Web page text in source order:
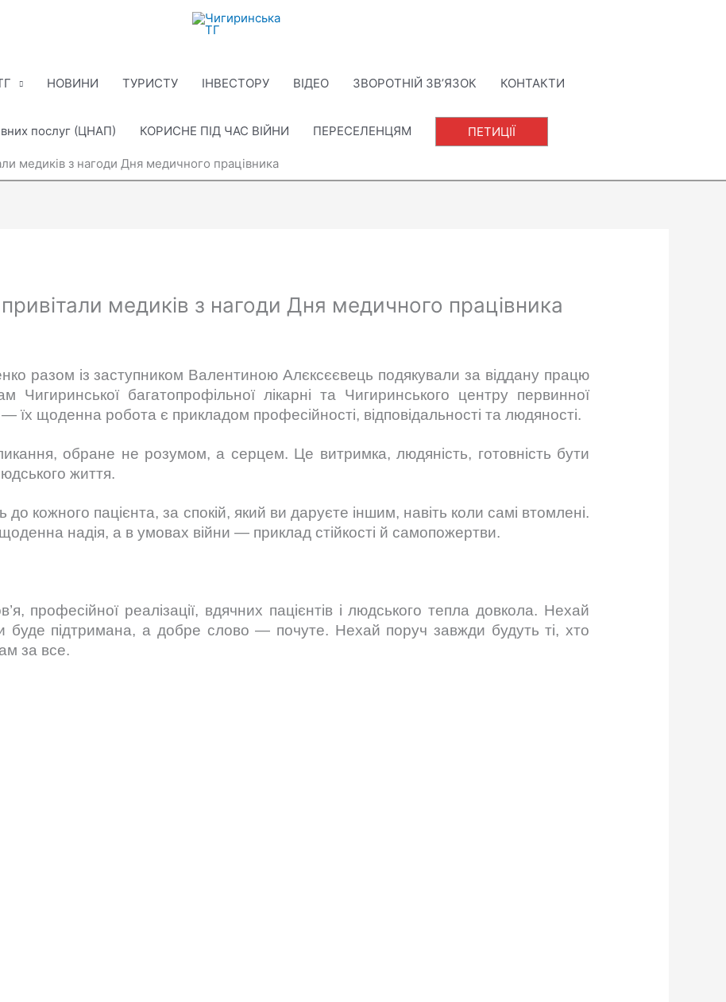
НОВИНИ ТУРИСТУ ІНВЕСТОРУ ВІДЕО ЗВОРОТНІЙ ЗВ’ЯЗОК КОНТАКТИ
послуг (ЦНАП) КОРИСНЕ ПІД ЧАС ВІЙНИ ПЕРЕСЕЛЕНЦЯМ ПЕТИЦІЇ
медиків з нагоди Дня медичного працівника
медиків з нагоди Дня медичного працівника
разом із заступником Валентиною Алєксєєвець подякували за віддану працю
Чигиринської багатопрофільної лікарні та Чигиринського центру первинної
їх щоденна робота є прикладом професійності, відповідальності та людяності.
обране не розумом, а серцем. Це витримка, людяність, готовність бути
життя.
кожного пацієнта, за спокій, який ви даруєте іншим, навіть коли самі втомлені.
надія, а в умовах війни — приклад стійкості й самопожертви.
професійної реалізації, вдячних пацієнтів і людського тепла довкола. Нехай
підтримана, а добре слово — почуте. Нехай поруч завжди будуть ті, хто
за все.